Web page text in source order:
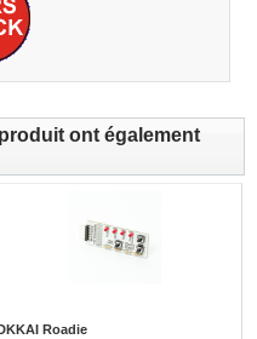
ont également
DKKAI Roadie